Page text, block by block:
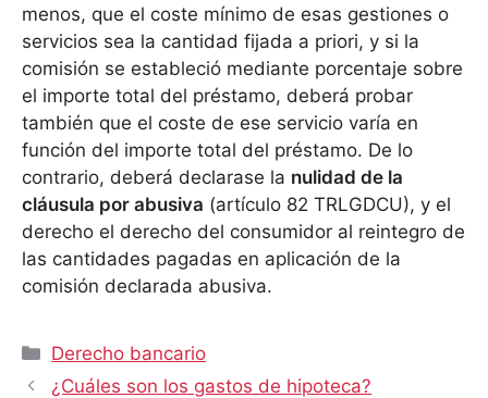
menos, que el coste mínimo de esas gestiones o
servicios sea la cantidad fijada a priori, y si la
comisión se estableció mediante porcentaje sobre
el importe total del préstamo, deberá probar
también que el coste de ese servicio varía en
función del importe total del préstamo. De lo
contrario, deberá declarase la nulidad de la
cláusula por abusiva (artículo 82 TRLGDCU), y el
derecho el derecho del consumidor al reintegro de
las cantidades pagadas en aplicación de la
comisión declarada abusiva.
Categorías
Derecho bancario
¿Cuáles son los gastos de hipoteca?